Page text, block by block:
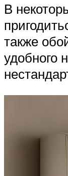
В
также
удобного